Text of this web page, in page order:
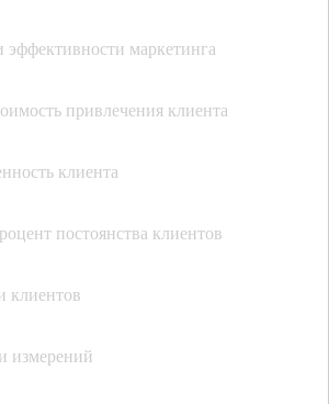
эффективности маркетинга
привлечения клиента
клиента
постоянства клиентов
клиентов
измерений